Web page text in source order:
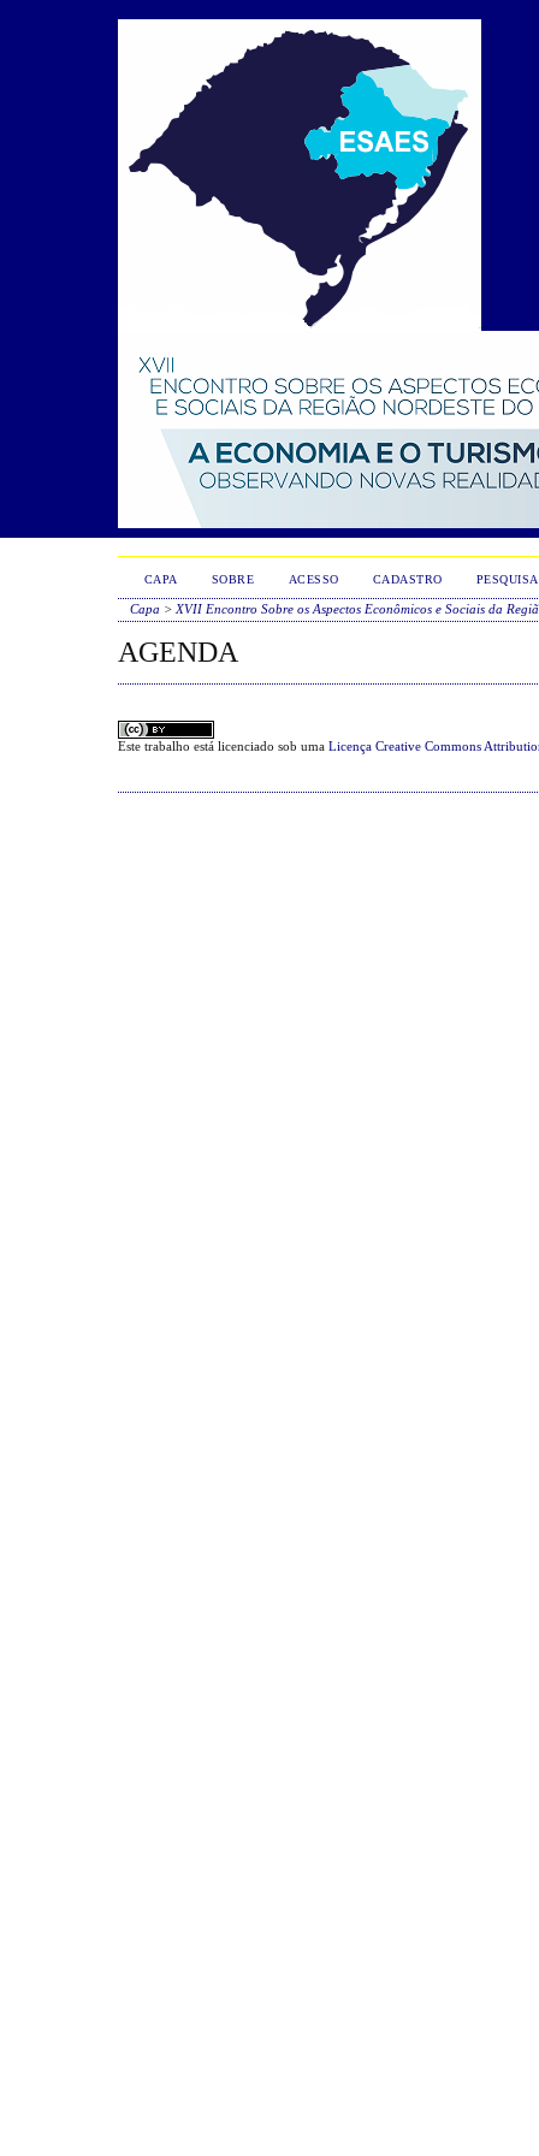
CAPA SOBRE ACESSO CADASTRO PESQUISA
Capa > XVII Encontro Sobre os Aspectos Econômicos e Sociais da
AGENDA
Este trabalho está licenciado sob uma Licença Creative Commons